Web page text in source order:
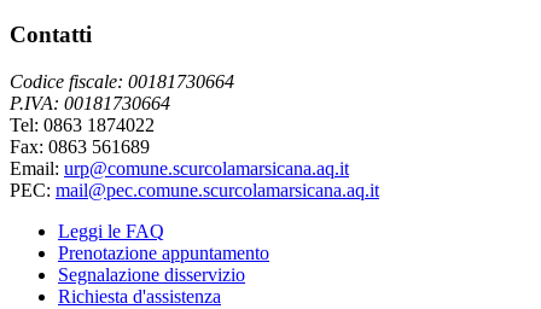
Contatti
Codice fiscale: 00181730664
P.IVA: 00181730664
Tel: 0863 1874022
Fax: 0863 561689
Email: urp@comune.scurcolamarsicana.aq.it
PEC: mail@pec.comune.scurcolamarsicana.aq.it
Leggi le FAQ
Prenotazione appuntamento
Segnalazione disservizio
Richiesta d'assistenza